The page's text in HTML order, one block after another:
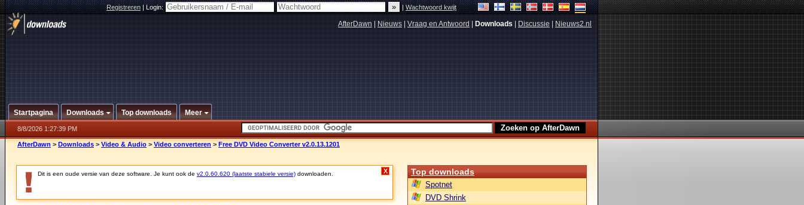
Registreren|Login: |Wachtwoord kwijt
AfterDawn Nieuws Vraag en Antwoord Downloads Discussie Nieuws2.nl
Startpagina Downloads Top downloads Meer
8/8/2026 1:27:39 PM
AfterDawn > Downloads > Video & Audio > Video converteren > Free DVD Video Converter v2.0.13.1201
Dit is een oude versie van deze software. Je kunt ook de v2.0.60.620 (laatste stabiele versie) downloaden. X Top downloads
Spotnet
DVD Shrink